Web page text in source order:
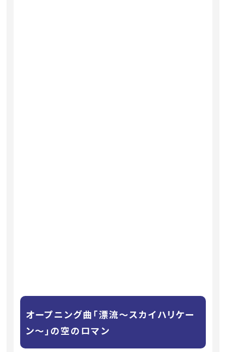
オープニング曲「漂流〜スカイハリケー
ン〜」の空のロマン